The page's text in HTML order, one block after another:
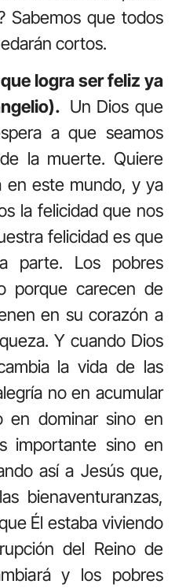
Sabemos que todos
cortos.
logra ser feliz ya
Un Dios que
a que seamos
la muerte. Quiere
en este mundo, y ya
la felicidad que nos
felicidad es que
parte. Los pobres
porque carecen de
en su corazón a
Y cuando Dios
la vida de las
no en acumular
en dominar sino en
importante sino en
así a Jesús que,
bienaventuranzas,
Él estaba viviendo
del Reino de
y los pobres